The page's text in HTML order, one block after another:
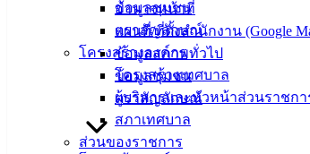
ข้อมูลชุมชน
ตราสัญลักษณ์
โครงสร้างองค์กร
โครงสร้างเทศบาล
ผู้บริหารและหัวหน้าส่วนราชกา
สภาเทศบาล
ส่วนของราชการ
อำนาจหน้าที่
แผนที่/ที่ตั้งสำนักงาน (Google
ข้อมูลสภาพทั่วไป
ข้อมูลชุมชน
ตราสัญลักษณ์
เทศบาลเมืองอ่างศิลา
สำนักงานเทศบาลเมืองอ่างศิลา 90/338 ม.3
ต.เสม็ด อ.เมือง จ.ชลบุรี 20000
038-142-100-104